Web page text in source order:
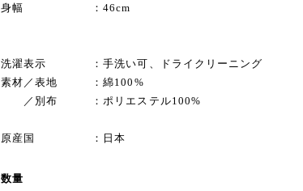
身幅 ：46cm
洗濯表示 ：手洗い可、ドライクリーニング
素材／表地 ：綿100%
／別布 ：ポリエステル100%
原産国 ：日本
数量